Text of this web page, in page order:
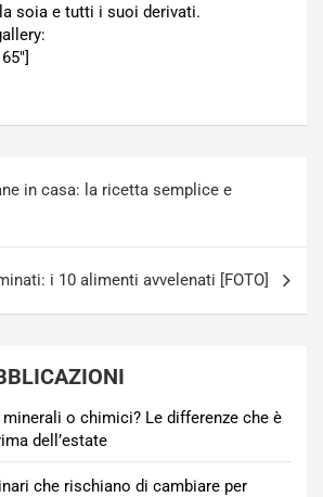
soia e tutti i suoi derivati.
in casa: la ricetta semplice e
i 10 alimenti avvelenati [FOTO]
o chimici? Le differenze che è
dell’estate
che rischiano di cambiare per